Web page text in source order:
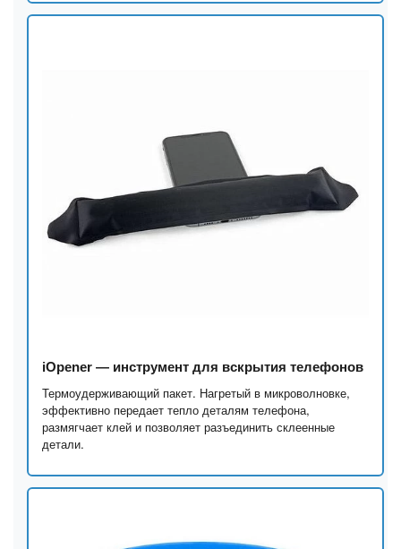
iOpener — инструмент для вскрытия телефонов
Термоудерживающий пакет. Нагретый в микроволновке,
эффективно передает тепло деталям телефона,
размягчает клей и позволяет разъединить склеенные
детали.